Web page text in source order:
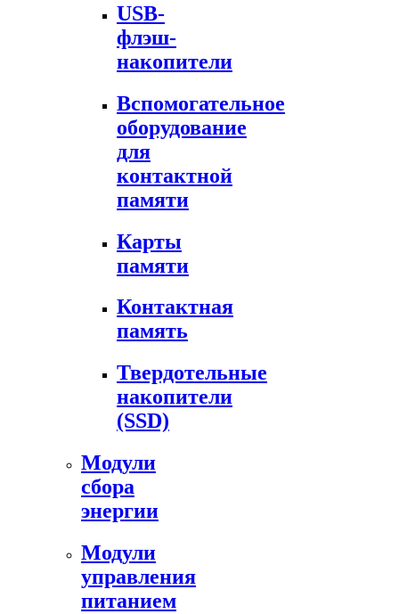
USB-
флэш-
накопители
Вспомогательное
оборудование
для
контактной
памяти
Карты
памяти
Контактная
память
Твердотельные
накопители
(SSD)
Модули
сбора
энергии
Модули
управления
питанием